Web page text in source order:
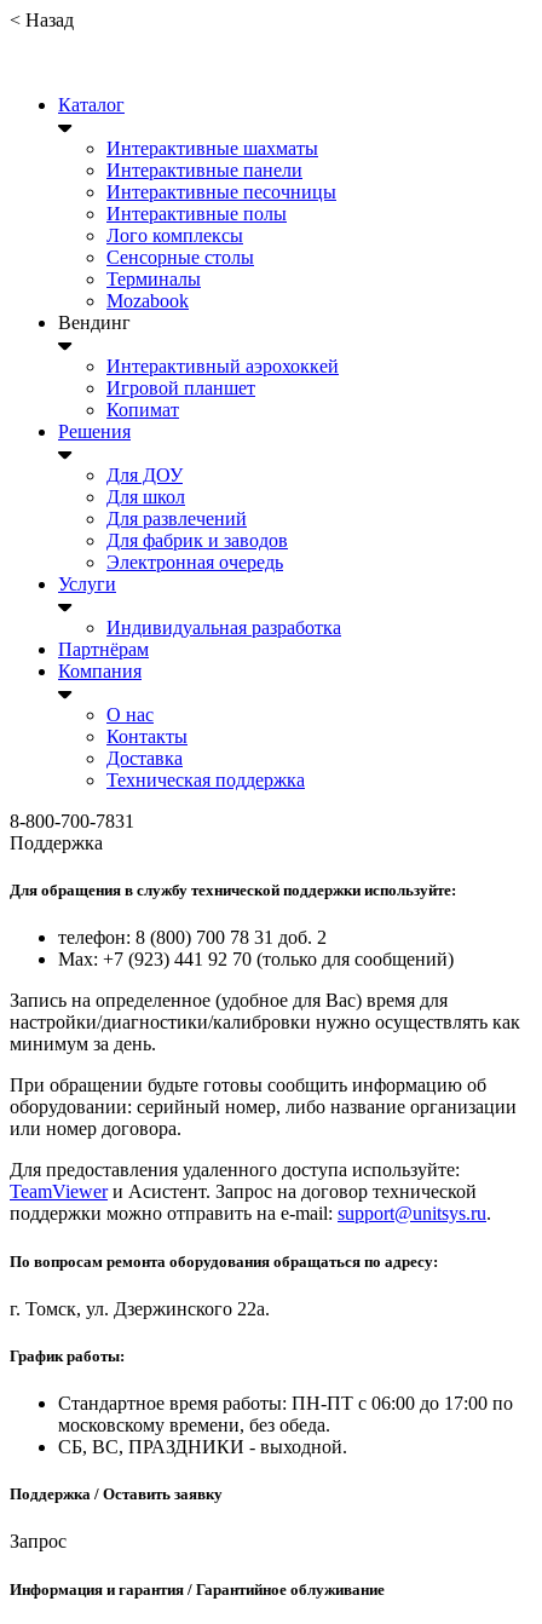
< Назад
Каталог
Интерактивные шахматы
Интерактивные панели
Интерактивные песочницы
Интерактивные полы
Лого комплексы
Сенсорные столы
Терминалы
Mozabook
Вендинг
Интерактивный аэрохоккей
Игровой планшет
Копимат
Решения
Для ДОУ
Для школ
Для развлечений
Для фабрик и заводов
Электронная очередь
Услуги
Индивидуальная разработка
Партнёрам
Компания
О нас
Контакты
Доставка
Техническая поддержка
8-800-700-7831
Поддержка
Для обращения в службу технической поддержки используйте:
телефон: 8 (800) 700 78 31 доб. 2
Max: +7 (923) 441 92 70 (только для сообщений)
Запись на определенное (удобное для Вас) время для
настройки/диагностики/калибровки нужно осуществлять как
минимум за день.
При обращении будьте готовы сообщить информацию об
оборудовании: серийный номер, либо название организации
или номер договора.
Для предоставления удаленного доступа используйте:
TeamViewerи Асистент. Запрос на договор технической
поддержки можно отправить на e-mail: support@unitsys.ru.
По вопросам ремонта оборудования обращаться по адресу:
г. Томск, ул. Дзержинского 22а.
График работы:
Стандартное время работы: ПН-ПТ с 06:00 до 17:00 по
московскому времени, без обеда.
СБ, ВС, ПРАЗДНИКИ - выходной.
Поддержка / Оставить заявку
Запрос
Информация и гарантия / Гарантийное облуживание